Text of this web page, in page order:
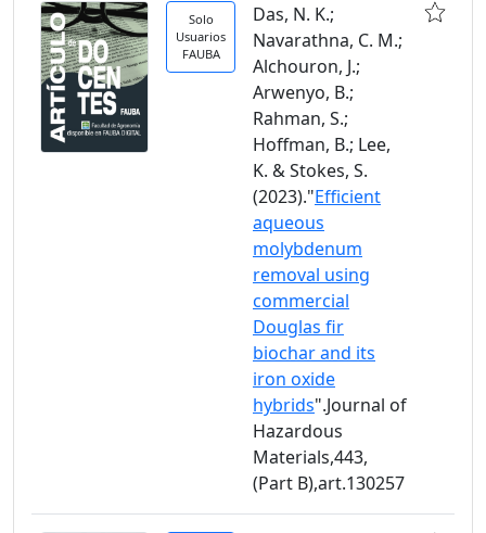
Solo
Usuarios
FAUBA
Das, N. K.;
Navarathna, C. M.;
Alchouron, J.;
Arwenyo, B.;
Rahman, S.;
Hoffman, B.; Lee,
K. & Stokes, S.
(2023)."Efficient
aqueous
molybdenum
removal using
commercial
Douglas fir
biochar and its
iron oxide
hybrids".Journal of
Hazardous
Materials,443,
(Part B),art.130257